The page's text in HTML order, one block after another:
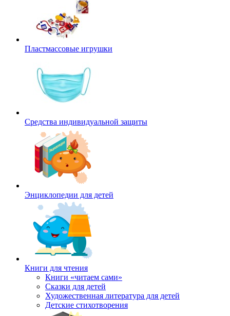
Пластмассовые игрушки
Средства индивидуальной защиты
Энциклопедии для детей
Книги для чтения
Книги «читаем сами»
Сказки для детей
Художественная литература для детей
Детские стихотворения